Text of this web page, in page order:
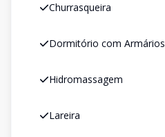
Churrasqueira
Dormitório com Armários
Hidromassagem
Lareira